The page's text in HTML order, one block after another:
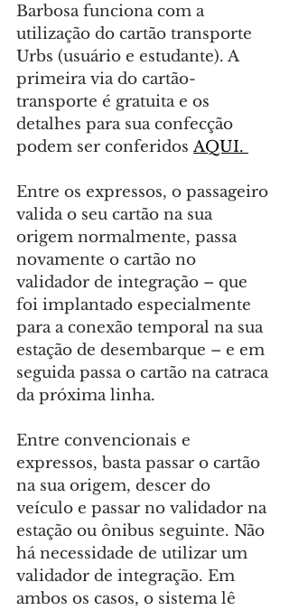
Barbosa funciona com a
utilização do cartão transporte
Urbs (usuário e estudante). A
primeira via do cartão-
transporte é gratuita e os
detalhes para sua confecção
podem ser conferidos AQUI.
Entre os expressos, o passageiro
valida o seu cartão na sua
origem normalmente, passa
novamente o cartão no
validador de integração – que
foi implantado especialmente
para a conexão temporal na sua
estação de desembarque – e em
seguida passa o cartão na catraca
da próxima linha.
Entre convencionais e
expressos, basta passar o cartão
na sua origem, descer do
veículo e passar no validador na
estação ou ônibus seguinte. Não
há necessidade de utilizar um
validador de integração. Em
ambos os casos, o sistema lê